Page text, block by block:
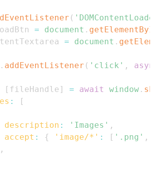
(
= document .
= document .
. addEventListener ( 'click' ,
[ fileHandle ] = await window .
:
[
description : 'Images' ,
accept : { 'image/*' : [ '.png' ,
,